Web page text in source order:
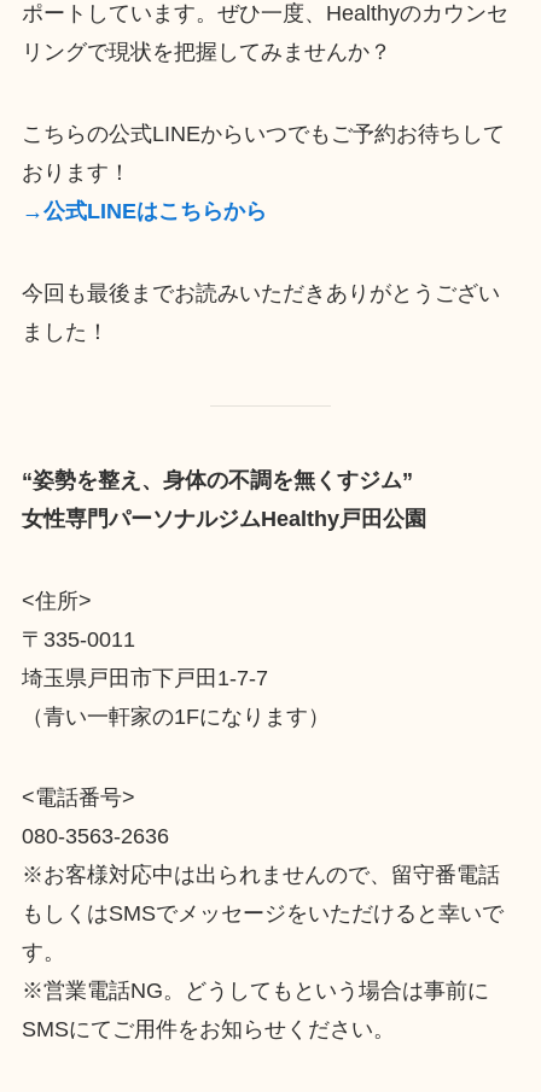
ポートしています。ぜひ一度、Healthyのカウンセ
リングで現状を把握してみませんか？
こちらの公式LINEからいつでもご予約お待ちして
おります！
→公式LINEはこちらから
今回も最後までお読みいただきありがとうござい
ました！
“姿勢を整え、身体の不調を無くすジム”
女性専門パーソナルジムHealthy戸田公園
<住所>
〒335-0011
埼玉県戸田市下戸田1-7-7
（青い一軒家の1Fになります）
<電話番号>
080-3563-2636
※お客様対応中は出られませんので、留守番電話
もしくはSMSでメッセージをいただけると幸いで
す。
※営業電話NG。どうしてもという場合は事前に
SMSにてご用件をお知らせください。